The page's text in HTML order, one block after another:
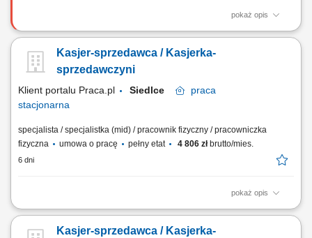
pokaż opis
Twoje główne zadania: zapewnienie profesjonalnej obsługi Klientów
właściwą ekspozycję produktów monitorowanie terminów przydatności
do spożycia
Kasjer-sprzedawca / Kasjerka-
sprzedawczyni
Klient portalu Praca.pl Siedlce
praca
stacjonarna
specjalista / specjalistka (mid) / pracownik fizyczny / pracowniczka
fizyczna
umowa o pracę pełny etat 4 806 złbrutto/mies.
6 dni
pokaż opis
bieżąca obsługa klientów oraz kasy fiskalnej; realizacja sprzedaży
produktów; kontrola dat ważności towarów; praca zmianowa w systemie
Kasjer-sprzedawca / Kasjerka-